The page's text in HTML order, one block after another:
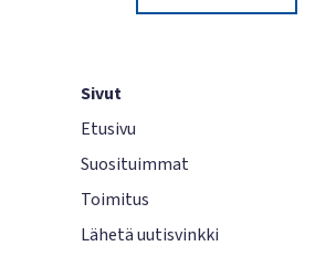
Sivut
Etusivu
Suosituimmat
Toimitus
Lähetä uutisvinkki